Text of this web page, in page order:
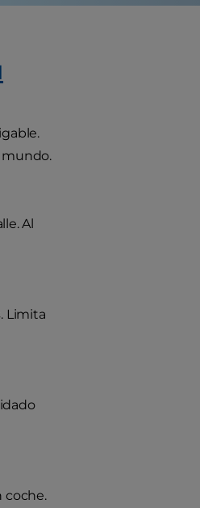
mundo.
Al
Limita
coche.